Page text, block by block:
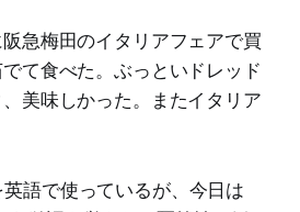
急梅田のイタリアフェアで買
て食べた。ぶっといドレッド
美味しかった。またイタリア
語で使っているが、今日は